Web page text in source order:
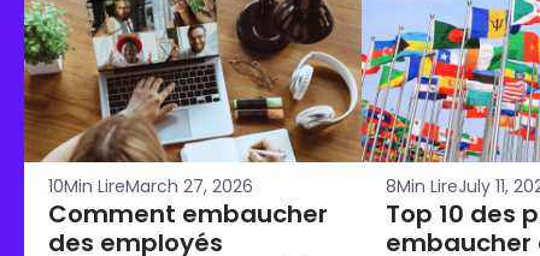
10Min LireMarch 27, 2026
Comment embaucher
des employés
8Min LireJuly 11,
Top 10 des
embaucher